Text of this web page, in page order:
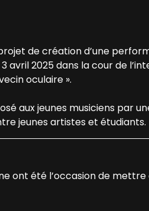
de création d’une
2025 dans la cour de
oculaire ».
aux jeunes musiciens par
jeunes artistes et étudiants.
ont été l’occasion de mettre